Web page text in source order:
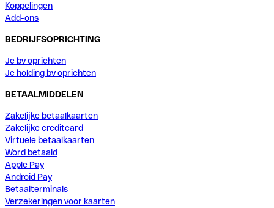
Koppelingen
Add-ons
BEDRIJFSOPRICHTING
Je bv oprichten
Je holding bv oprichten
BETAALMIDDELEN
Zakelijke betaalkaarten
Zakelijke creditcard
Virtuele betaalkaarten
Word betaald
Apple Pay
Android Pay
Betaalterminals
Verzekeringen voor kaarten